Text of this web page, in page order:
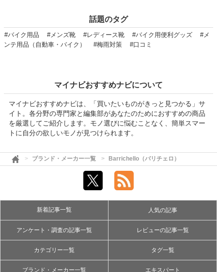
話題のタグ
#バイク用品 #メンズ靴 #レディース靴 #バイク用便利グッズ
#メ
ンテ用品（自動車・バイク）
#梅雨対策 #口コミ
マイナビおすすめナビについて
マイナビおすすめナビは、「買いたいものがきっと見つかる」サ
イト。各分野の専門家と編集部があなたのためにおすすめの商品
を厳選してご紹介します。モノ選びに悩むことなく、簡単スマー
トに自分の欲しいモノが見つけられます。
ブランド・メーカー一覧 Barrichello（バリチェロ）
新着記事一覧 人気の記事
アンケート・調査の記事一覧 レビューの記事一覧
カテゴリー一覧 タグ一覧
ブランド・メーカー一覧 エキスパート